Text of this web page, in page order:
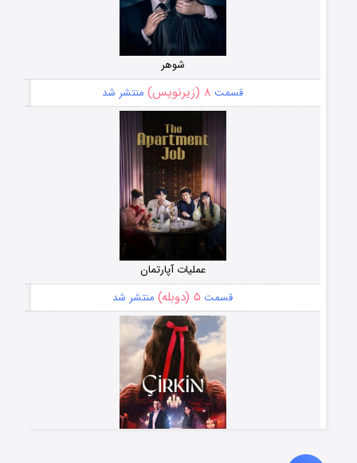
شوهر
قسمت ۸ (زیرنویس) منتشر شد
عملیات آپارتمان
قسمت ۵ (دوبله) منتشر شد